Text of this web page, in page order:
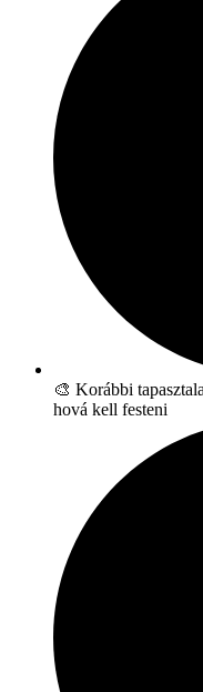
🎨 Korábbi
hová kell festeni